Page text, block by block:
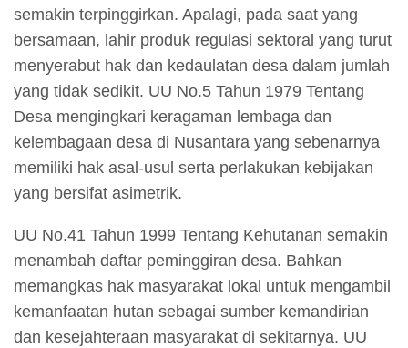
semakin terpinggirkan. Apalagi, pada saat yang
bersamaan, lahir produk regulasi sektoral yang turut
menyerabut hak dan kedaulatan desa dalam jumlah
yang tidak sedikit. UU No.5 Tahun 1979 Tentang
Desa mengingkari keragaman lembaga dan
kelembagaan desa di Nusantara yang sebenarnya
memiliki hak asal-usul serta perlakukan kebijakan
yang bersifat asimetrik.
UU No.41 Tahun 1999 Tentang Kehutanan semakin
menambah daftar peminggiran desa. Bahkan
memangkas hak masyarakat lokal untuk mengambil
kemanfaatan hutan sebagai sumber kemandirian
dan kesejahteraan masyarakat di sekitarnya. UU